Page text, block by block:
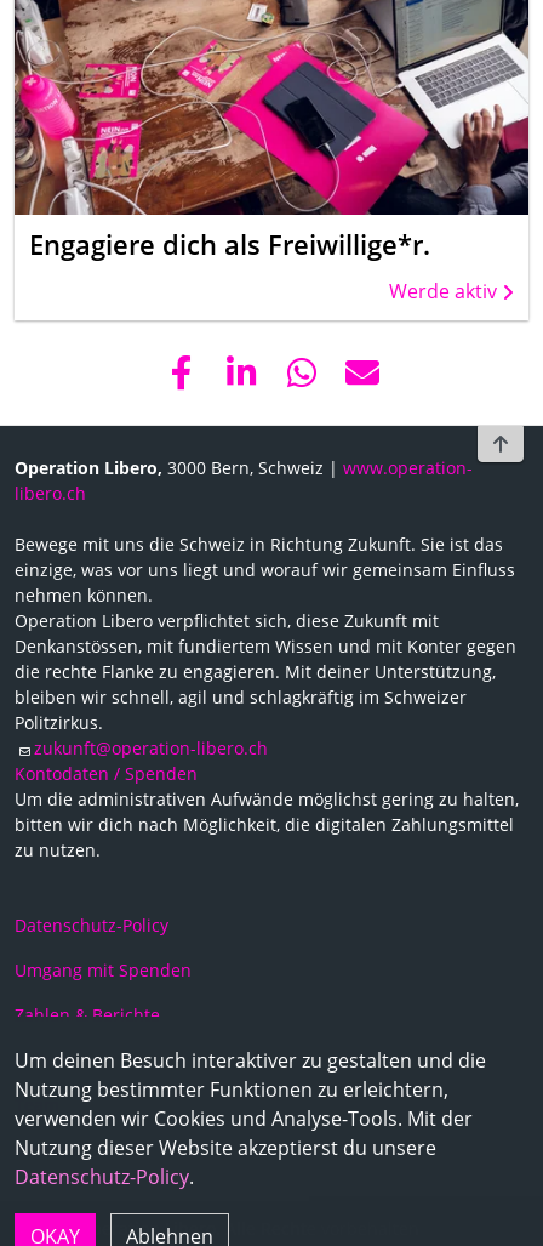
Engagiere dich als Freiwillige*r.
Werde aktiv
Operation Libero, 3000 Bern, Schweiz | www.operation-
libero.ch
Bewege mit uns die Schweiz in Richtung Zukunft. Sie ist das
einzige, was vor uns liegt und worauf wir gemeinsam Einfluss
nehmen können.
Operation Libero verpflichtet sich, diese Zukunft mit
Denkanstössen, mit fundiertem Wissen und mit Konter gegen
die rechte Flanke zu engagieren. Mit deiner Unterstützung,
bleiben wir schnell, agil und schlagkräftig im Schweizer
Politzirkus.
zukunft@operation-libero.ch
Kontodaten / Spenden
Um die administrativen Aufwände möglichst gering zu halten,
bitten wir dich nach Möglichkeit, die digitalen Zahlungsmittel
zu nutzen.
Datenschutz-Policy
Umgang mit Spenden
Zahlen & Berichte
Statuten
Medien
To
© 2026 Operation Libero. Alle Rechte vorbehalten
Um deinen Besuch interaktiver zu gestalten und die
Nutzung bestimmter Funktionen zu erleichtern,
verwenden wir Cookies und Analyse-Tools. Mit der
Nutzung dieser Website akzeptierst du unsere
Datenschutz-Policy.
OKAY Ablehnen